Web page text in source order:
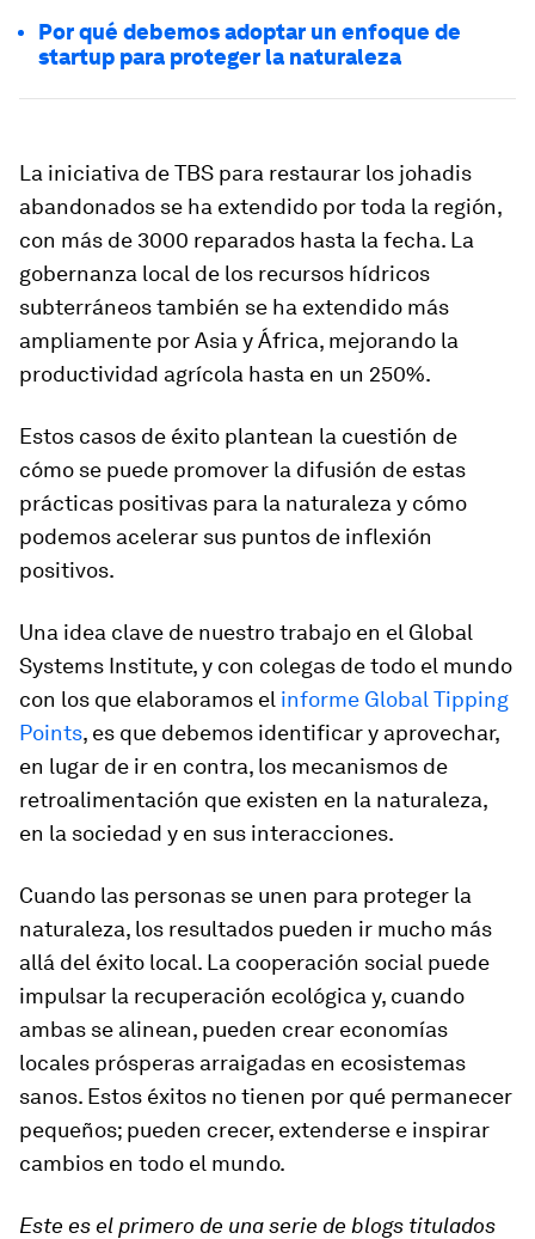
Por qué debemos adoptar un enfoque de
startup para proteger la naturaleza
La iniciativa de TBS para restaurar los johadis
abandonados se ha extendido por toda la región,
con más de 3000 reparados hasta la fecha. La
gobernanza local de los recursos hídricos
subterráneos también se ha extendido más
ampliamente por Asia y África, mejorando la
productividad agrícola hasta en un 250%.
Estos casos de éxito plantean la cuestión de
cómo se puede promover la difusión de estas
prácticas positivas para la naturaleza y cómo
podemos acelerar sus puntos de inflexión
positivos.
Una idea clave de nuestro trabajo en el Global
Systems Institute, y con colegas de todo el mundo
con los que elaboramos el informe Global Tipping
Points, es que debemos identificar y aprovechar,
en lugar de ir en contra, los mecanismos de
retroalimentación que existen en la naturaleza,
en la sociedad y en sus interacciones.
Cuando las personas se unen para proteger la
naturaleza, los resultados pueden ir mucho más
allá del éxito local. La cooperación social puede
impulsar la recuperación ecológica y, cuando
ambas se alinean, pueden crear economías
locales prósperas arraigadas en ecosistemas
sanos. Estos éxitos no tienen por qué permanecer
pequeños; pueden crecer, extenderse e inspirar
cambios en todo el mundo.
Este es el primero de una serie de blogs titulados